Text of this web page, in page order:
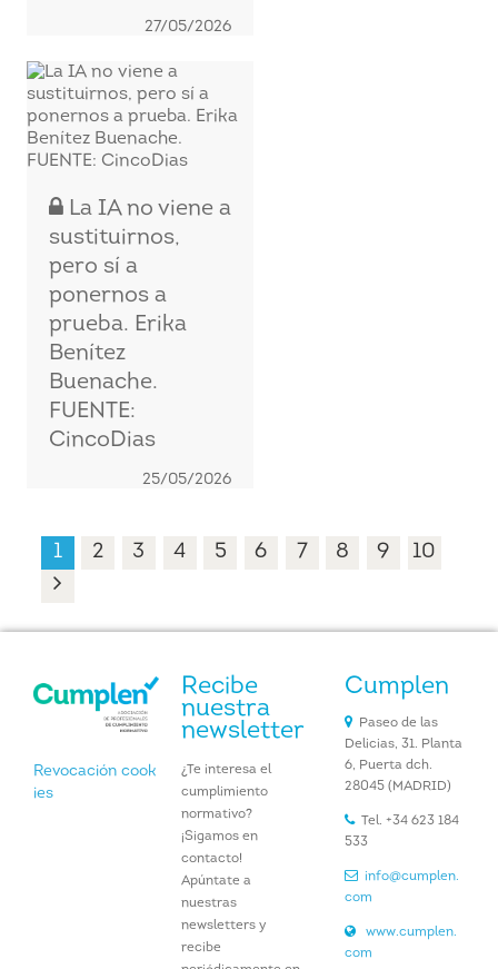
27/05/2026
La IA no viene a
sustituirnos,
pero sí a
ponernos a
prueba. Erika
Benítez
Buenache.
FUENTE:
CincoDias
25/05/2026
1 2 3 4 5 6 7 8 9 10
Revocación cook
ies
Recibe
nuestra
newsletter
¿Te interesa el
cumplimiento
normativo?
¡Sigamos en
contacto!
Apúntate a
nuestras
newsletters y
recibe
Cumplen
Paseo de las
Delicias, 31. Planta
6, Puerta dch.
28045 (MADRID)
Tel. +34 623 184
533
info@cumplen.
com
www.cumplen.
com